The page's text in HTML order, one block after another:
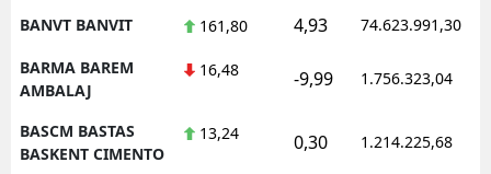
BANVT BANVIT 161,80 4,93 74.623.991,30
BARMA BAREM
AMBALAJ
16,48 -9,99 1.756.323,04
BASCM BASTAS
BASKENT CIMENTO
13,24 0,30 1.214.225,68